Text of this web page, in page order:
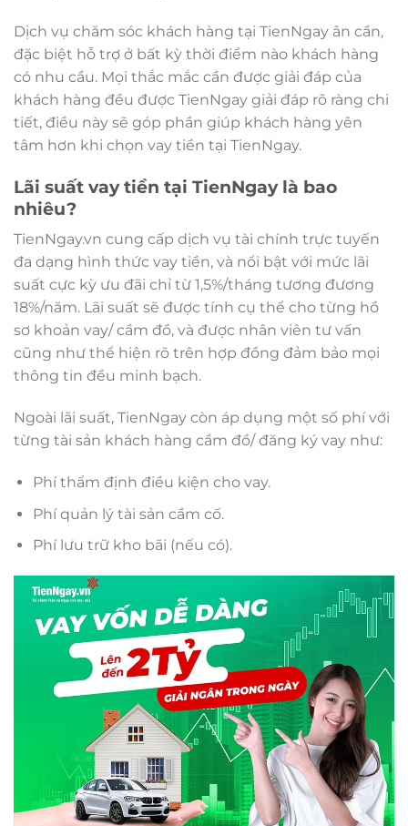
Dịch vụ chăm sóc khách hàng tại TienNgay ân cần,
đặc biệt hỗ trợ ở bất kỳ thời điểm nào khách hàng
có nhu cầu. Mọi thắc mắc cần được giải đáp của
khách hàng đều được TienNgay giải đáp rõ ràng chi
tiết, điều này sẽ góp phần giúp khách hàng yên
tâm hơn khi chọn vay tiền tại TienNgay.
Lãi suất vay tiền tại TienNgay là bao
nhiêu?
TienNgay.vn cung cấp dịch vụ tài chính trực tuyến
đa dạng hình thức vay tiền, và nổi bật với mức lãi
suất cực kỳ ưu đãi chỉ từ 1,5%/tháng tương đương
18%/năm. Lãi suất sẽ được tính cụ thể cho từng hồ
sơ khoản vay/ cầm đồ, và được nhân viên tư vấn
cũng như thể hiện rõ trên hợp đồng đảm bảo mọi
thông tin đều minh bạch.
Ngoài lãi suất, TienNgay còn áp dụng một số phí với
từng tài sản khách hàng cầm đồ/ đăng ký vay như:
Phí thẩm định điều kiện cho vay.
Phí quản lý tài sản cầm cố.
Phí lưu trữ kho bãi (nếu có).